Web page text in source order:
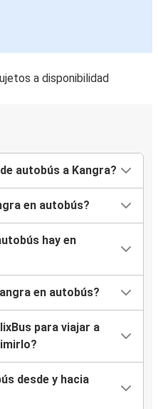
a disponibilidad
autobús a Kangra?
en autobús?
hay en
en autobús?
para viajar a
desde y hacia